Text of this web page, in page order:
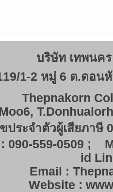
บริษัท เทพนค
1-2 หมู่ 6 ต.ดอน
Thepnakorn
ขประจำตัวผู้เสียภาษี
090-559-0509 ;
id
Email :
Website :